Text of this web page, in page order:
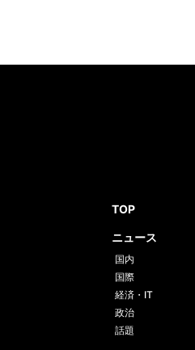
TOP
ニュース
国内
国際
経済・IT
政治
話題